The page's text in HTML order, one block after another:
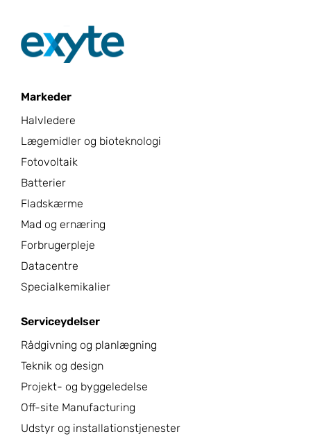
Markeder
Halvledere
Lægemidler og bioteknologi
Fotovoltaik
Batterier
Fladskærme
Mad og ernæring
Forbrugerpleje
Datacentre
Specialkemikalier
Serviceydelser
Rådgivning og planlægning
Teknik og design
Projekt- og byggeledelse
Off-site Manufacturing
Udstyr og installationstjenester